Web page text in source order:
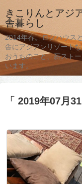
きこりんとアジ
舎暮らし
2014年春。ログハウス
舎にアジアンリゾート
おうちのこと、薪スト
います。
「 2019年07月